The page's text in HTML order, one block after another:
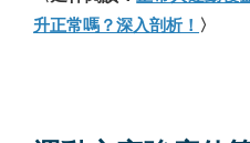
升正常嗎？深入剖析！ 〉